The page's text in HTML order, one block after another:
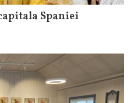
Spaniei